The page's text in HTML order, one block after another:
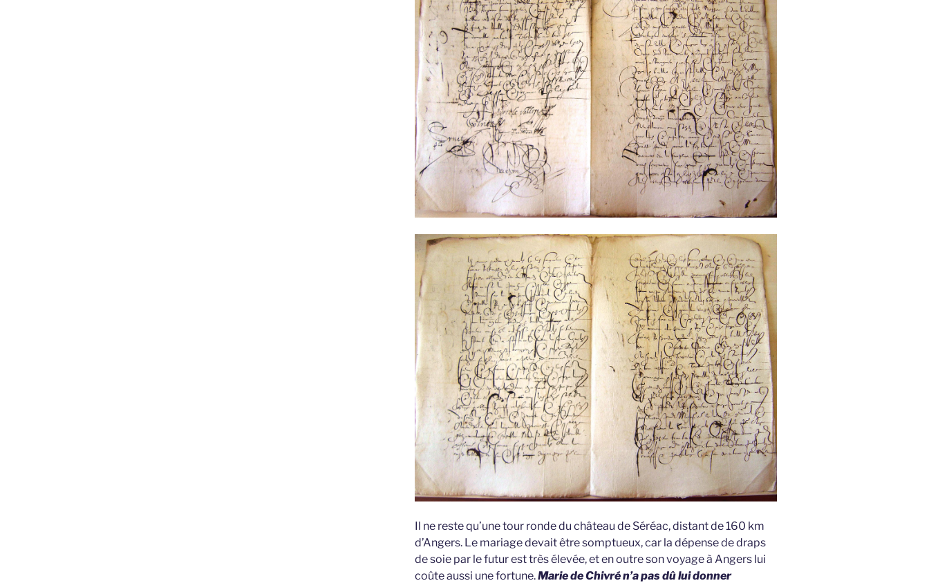
Il ne reste qu’une tour ronde du château de Séréac, distant de 160 km
d’Angers. Le mariage devait être somptueux, car la dépense de draps
de soie par le futur est très élevée, et en outre son voyage à Angers lui
coûte aussi une fortune.Marie de Chivré n’a pas dû lui donner